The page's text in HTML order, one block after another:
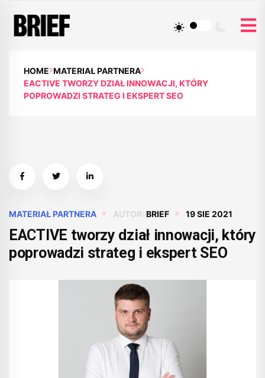
HOME MATERIAŁ PARTNERA
EACTIVE TWORZY DZIAŁ INNOWACJI, KTÓRY
POPROWADZI STRATEG I EKSPERT SEO
MATERIAŁ PARTNERA AUTOR: BRIEF 19 SIE 2021
EACTIVE tworzy dział innowacji, który
poprowadzi strateg i ekspert SEO